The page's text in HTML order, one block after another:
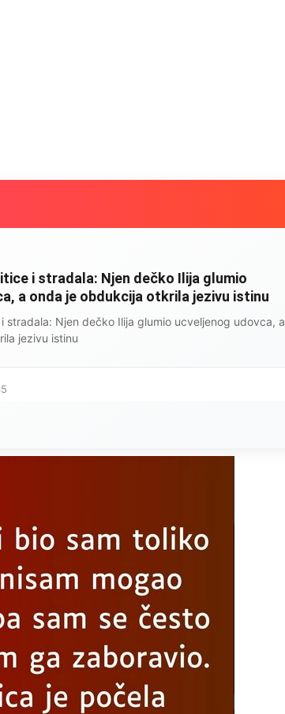
i stradala: Njen dečko Ilija glumio
a onda je obdukcija otkrila jezivu istinu
stradala: Njen dečko Ilija glumio ucveljenog udovca, a
jezivu istinu